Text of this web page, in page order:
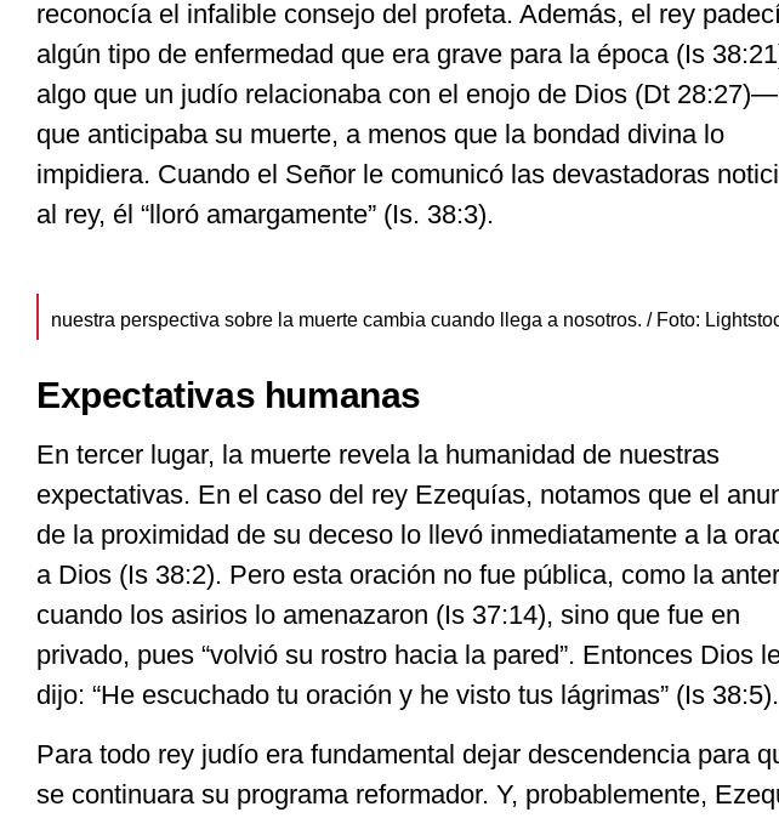
reconocía el infalible consejo del profeta. Además, el rey
algún tipo de enfermedad que era grave para la época (Is
algo que un judío relacionaba con el enojo de Dios (Dt
que anticipaba su muerte, a menos que la bondad divina lo
impidiera. Cuando el Señor le comunicó las devastadoras
al rey, él “lloró amargamente” (Is. 38:3).
nuestra perspectiva sobre la muerte cambia cuando llega a nosotros. / Foto:
Expectativas humanas
En tercer lugar, la muerte revela la humanidad de nuestras
expectativas. En el caso del rey Ezequías, notamos que el
de la proximidad de su deceso lo llevó inmediatamente a la
a Dios (Is 38:2). Pero esta oración no fue pública, como la
cuando los asirios lo amenazaron (Is 37:14), sino que fue en
privado, pues “volvió su rostro hacia la pared”. Entonces Dios
dijo: “He escuchado tu oración y he visto tus lágrimas” (Is 38:5).
Para todo rey judío era fundamental dejar descendencia para
se continuara su programa reformador. Y, probablemente,